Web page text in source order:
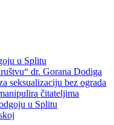
u Splitu
dr. Gorana Dodiga
seksualizaciju bez ograda
čitateljima
u Splitu